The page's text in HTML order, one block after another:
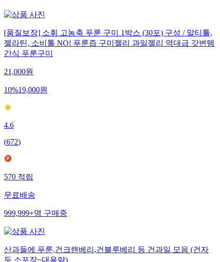
[품질보장] 소휘 고농축 푸룬 구미 1박스 (30포) 구성 / 말티톨,
젤라틴, 소비톨 NO! 푸룬즙 구미젤리 과일젤리 역대급 갓변템
간식 푸룬구미
21,000원
10%19,000원
4.6
(672)
570 적립
무료배송
999,999+명 구매중
산과들에 푸룬,건크랜베리,건블루베리 등 건과일 모음 (건자
두 소포장~대용량)